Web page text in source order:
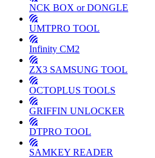
NCK BOX or DONGLE
UMTPRO TOOL
Infinity CM2
ZX3 SAMSUNG TOOL
OCTOPLUS TOOLS
GRIFFIN UNLOCKER
DTPRO TOOL
SAMKEY READER